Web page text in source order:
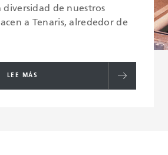
diversidad de nuestros
a Tenaris, alrededor de
LEE MÁS